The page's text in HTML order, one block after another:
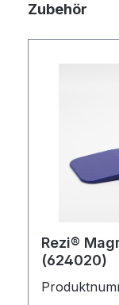
Zubehör
Rezi®
(624020)